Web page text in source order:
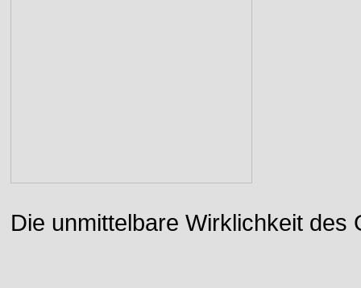
Die unmittelbare Wirklichkeit des